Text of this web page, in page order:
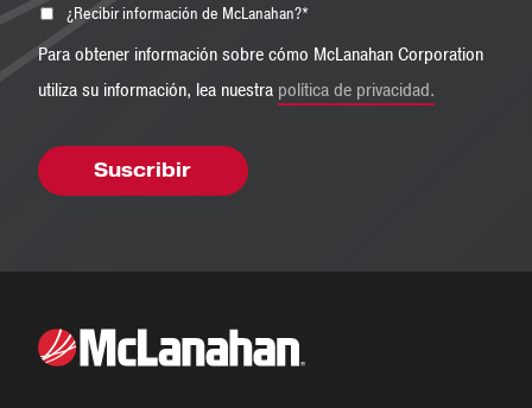
¿Recibir información de McLanahan?*
Para obtener información sobre cómo McLanahan Corporation
utiliza su información, lea nuestra política de privacidad.